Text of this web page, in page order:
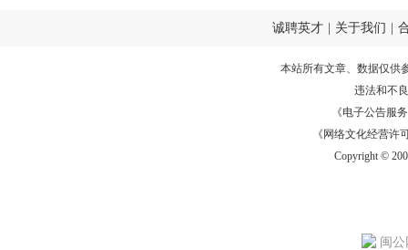
诚聘英才 关于我们
本站所有文章、数据仅供
违法和不
《电子公告服务
《网络文化经营许
Copyright ©
闽公